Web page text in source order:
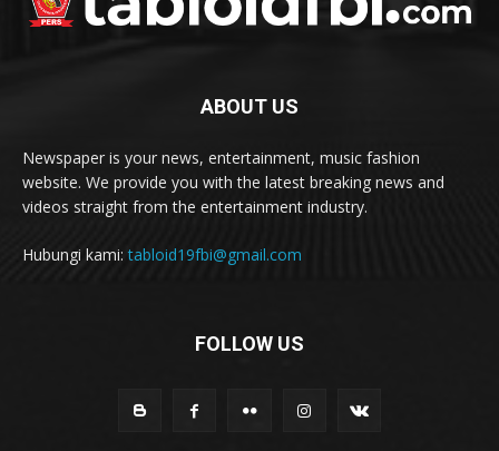
ABOUT US
Newspaper is your news, entertainment, music fashion
website. We provide you with the latest breaking news and
videos straight from the entertainment industry.
Hubungi kami:tabloid19fbi@gmail.com
FOLLOW US